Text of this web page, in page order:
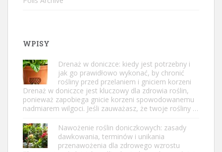
WPISY
Drenaż w doniczce: kiedy jest potrzebny i
jak go prawidłowo wykonać, by chronić
rośliny przed przelaniem i gniciem korzeni
Drenaż w doniczce jest kluczowy dla zdrowia roślin,
ponieważ zapobiega gnicie korzeni spowodowanemu
nadmiarem wilgoci. Jeśli zauważasz, że twoje rośliny …
Nawożenie roślin doniczkowych: zasady
dawkowania, terminów i unikania
przenawożenia dla zdrowego wzrostu